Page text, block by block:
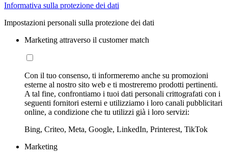
Informativa sulla protezione dei dati
Impostazioni personali sulla protezione dei dati
Marketing attraverso il customer match
Con il tuo consenso, ti informeremo anche su promozioni
esterne al nostro sito web e ti mostreremo prodotti pertinenti.
A tal fine, confrontiamo i tuoi dati personali crittografati con i
seguenti fornitori esterni e utilizziamo i loro canali pubblicitari
online, a condizione che tu utilizzi già i loro servizi:
Bing, Criteo, Meta, Google, LinkedIn, Printerest, TikTok
Marketing